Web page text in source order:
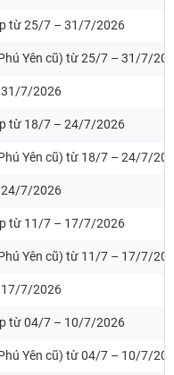
từ 25/7 – 31/7/2026
Yên cũ) từ 25/7 – 31/7/
31/7/2026
từ 18/7 – 24/7/2026
Yên cũ) từ 18/7 – 24/7/
24/7/2026
từ 11/7 – 17/7/2026
Yên cũ) từ 11/7 – 17/7/
17/7/2026
từ 04/7 – 10/7/2026
Yên cũ) từ 04/7 – 10/7/